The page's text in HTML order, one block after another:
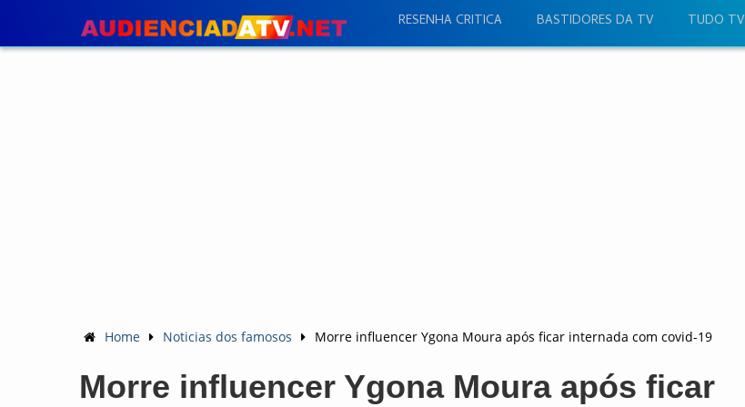
RESENHA CRITICA BASTIDORES DA TV TUDO TV
Home Noticias dos famosos Morre influencer Ygona Moura após ficar internada com covid-19
Morre influencer Ygona Moura após ficar